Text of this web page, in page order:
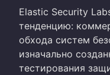
Elastic Security
тенденцию:
обхода систем
изначально
тестирования